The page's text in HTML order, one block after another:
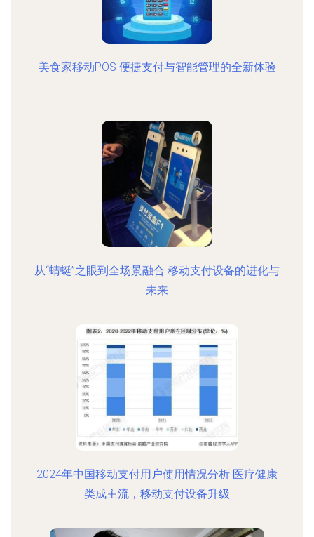
美食家移动POS 便捷支付与智能管理的全新体验
从“蜻蜓”之眼到全场景融合 移动支付设备的进化与
未来
2024年中国移动支付用户使用情况分析 医疗健康
类成主流，移动支付设备升级